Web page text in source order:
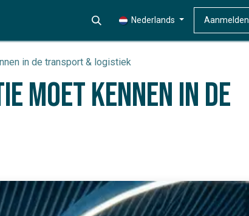
Nederlands Aanmelden
in de transport & logistiek
moet kennen in de